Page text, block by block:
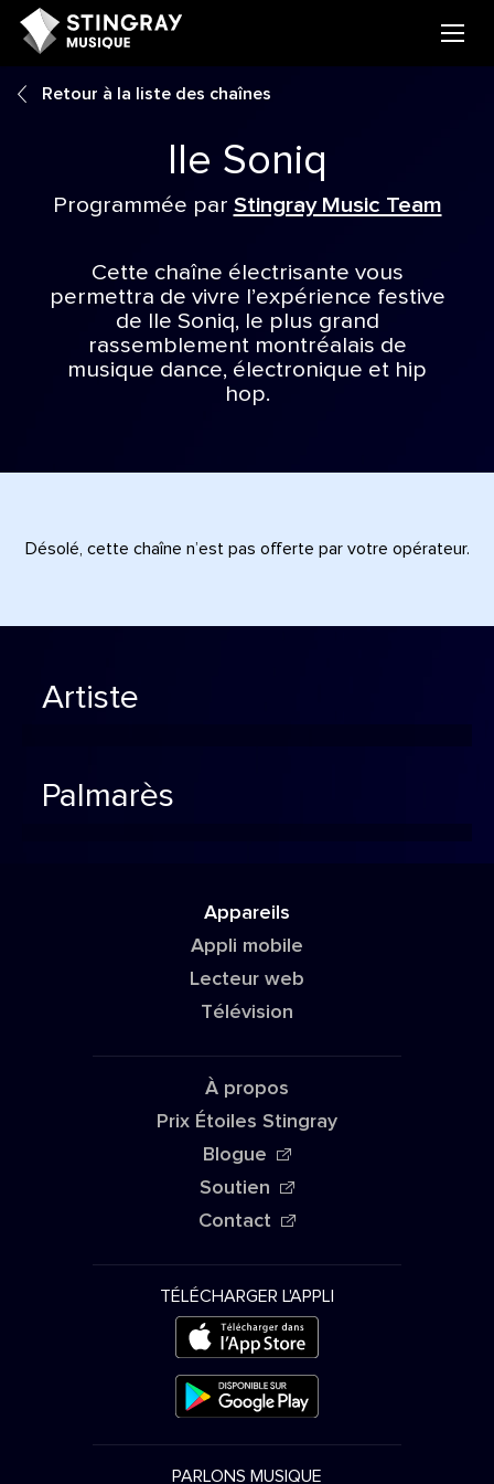
Retour à la liste des chaînes
Ile Soniq
Programmée par Stingray Music Team
Cette chaîne électrisante vous
permettra de vivre l’expérience festive
de Ile Soniq, le plus grand
rassemblement montréalais de
musique dance, électronique et hip
hop.
Désolé, cette chaîne n’est pas offerte par votre opérateur.
Artiste
Palmarès
Appareils
Appli mobile
Lecteur web
Télévision
À propos
Prix Étoiles Stingray
Blogue
Soutien
Contact
TÉLÉCHARGER L'APPLI
PARLONS MUSIQUE